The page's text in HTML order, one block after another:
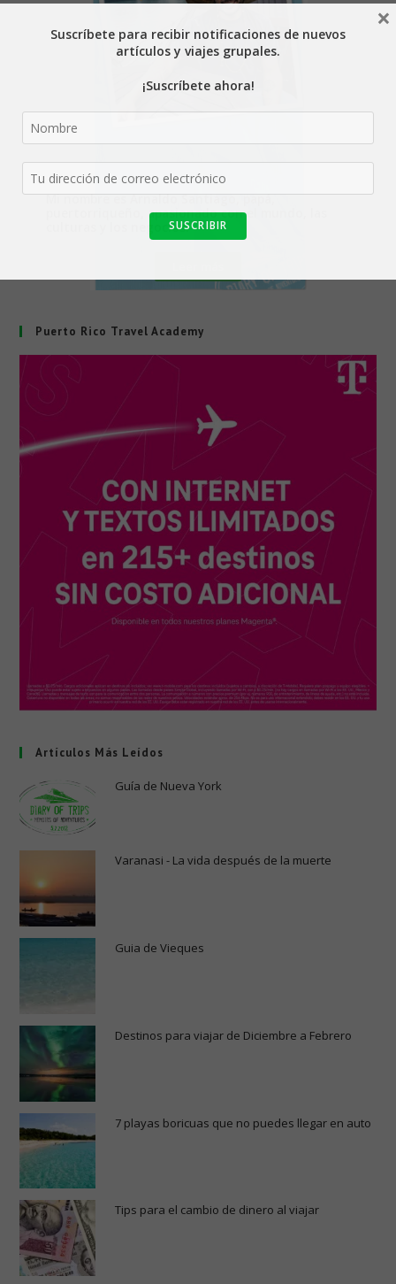
Mi nombre es Arnaldo Santiago, papá,
puertorriqueño, apasionado con el mundo, las
culturas y los negocios.
Puerto Rico Travel Academy
Artículos Más Leídos
Guía de Nueva York
Varanasi - La vida después de la muerte
Guia de Vieques
Destinos para viajar de Diciembre a Febrero
7 playas boricuas que no puedes llegar en auto
Tips para el cambio de dinero al viajar
Suscríbete para recibir notificaciones de nuevos
artículos y viajes grupales.
¡Suscríbete ahora!
×